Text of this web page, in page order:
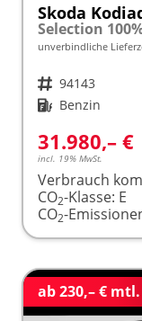
Skoda
unverbindliche
Fahrzeugnr. 94143
Kraftstoff Benzin
31.980,– €
incl. 19% MwSt.
Verbrauch
CO2-Klasse: E
CO2-
ab 230,– € mtl.